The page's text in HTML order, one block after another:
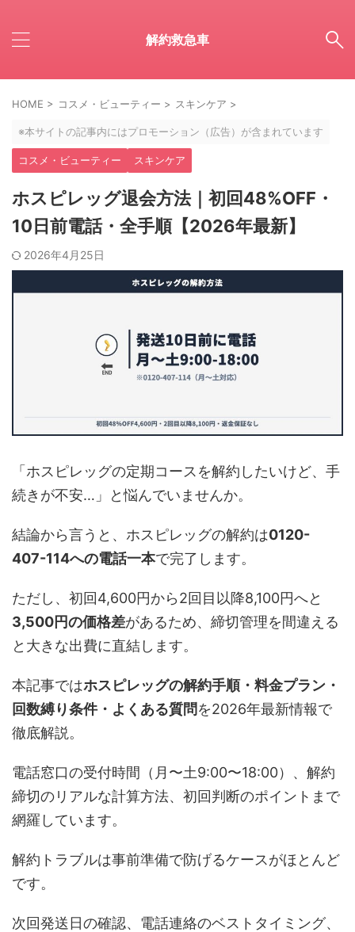
解約救急車
HOME > コスメ・ビューティー > スキンケア >
※本サイトの記事内にはプロモーション（広告）が含まれています
コスメ・ビューティー スキンケア
ホスピレッグ退会方法｜初回48%OFF・
10日前電話・全手順【2026年最新】
2026年4月25日
「ホスピレッグの定期コースを解約したいけど、手
続きが不安…」と悩んでいませんか。
結論から言うと、ホスピレッグの解約は0120-
407-114への電話一本で完了します。
ただし、初回4,600円から2回目以降8,100円へと
3,500円の価格差があるため、締切管理を間違える
と大きな出費に直結します。
本記事ではホスピレッグの解約手順・料金プラン・
回数縛り条件・よくある質問を2026年最新情報で
徹底解説。
電話窓口の受付時間（月〜土9:00〜18:00）、解約
締切のリアルな計算方法、初回判断のポイントまで
網羅しています。
解約トラブルは事前準備で防げるケースがほとんど
です。
次回発送日の確認、電話連絡のベストタイミング、